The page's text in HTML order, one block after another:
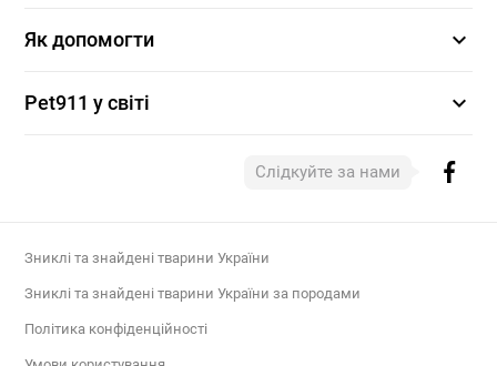
Як допомогти expand_more
Pet911 у світі expand_more
Слідкуйте за нами
Зниклі та знайдені тварини України
Зниклі та знайдені тварини України за породами
Політика конфіденційності